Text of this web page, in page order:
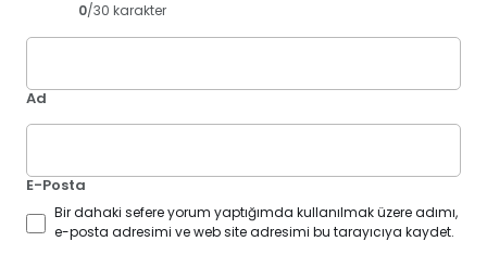
0/30 karakter
Ad
E-Posta
Bir dahaki sefere yorum yaptığımda kullanılmak üzere adımı,
e-posta adresimi ve web site adresimi bu tarayıcıya kaydet.